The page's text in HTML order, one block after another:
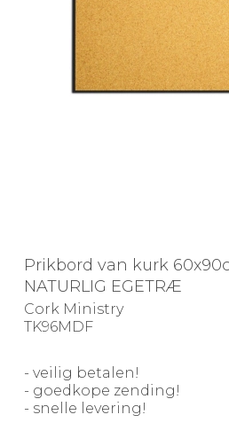
Prikbord van kurk
NATURLIG EGETRÆ
Cork Ministry
TK96MDF
- veilig betalen!
- goedkope zending!
- snelle levering!